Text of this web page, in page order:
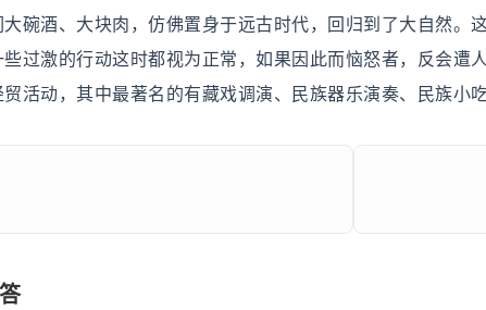
大碗酒、大块肉，仿佛置身于远古时代，回归到了大自然。
过激的行动这时都视为正常，如果因此而恼怒者，反会遭
活动，其中最著名的有藏戏调演、民族器乐演奏、民族小